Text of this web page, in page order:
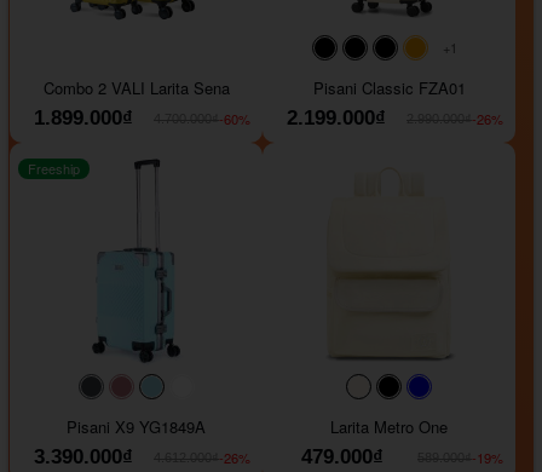
Combo 2 VALI Larita Sena
1.899.000₫
-60%
#000000#000000
#000000
#ffa500
+1
Pisani Classic FZA01
2.199.000₫
-26%
#40454a#b76e79
#9ad8e7
Freeship
Pisani X9 YG1849A
3.390.000₫
-26%
#faf0e6#000000
Larita Metro One
479.000₫
-19%